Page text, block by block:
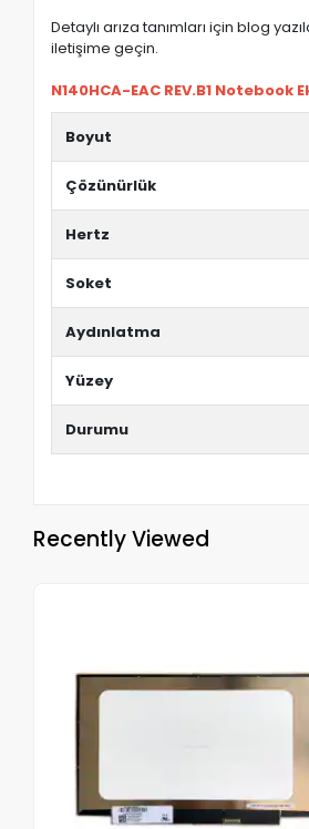
Detaylı arıza tanımları için blog
iletişime geçin.
N140HCA-EAC REV.B1
Boyut
Çözünürlük
Hertz
Soket
Aydınlatma
Yüzey
Durumu
Recently Viewed